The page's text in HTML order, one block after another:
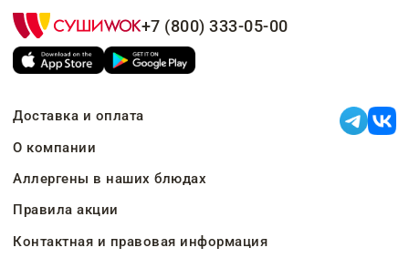
+7 (800) 333-05-00
Доставка и оплата
О компании
Аллергены в наших блюдах
Правила акции
Контактная и правовая информация